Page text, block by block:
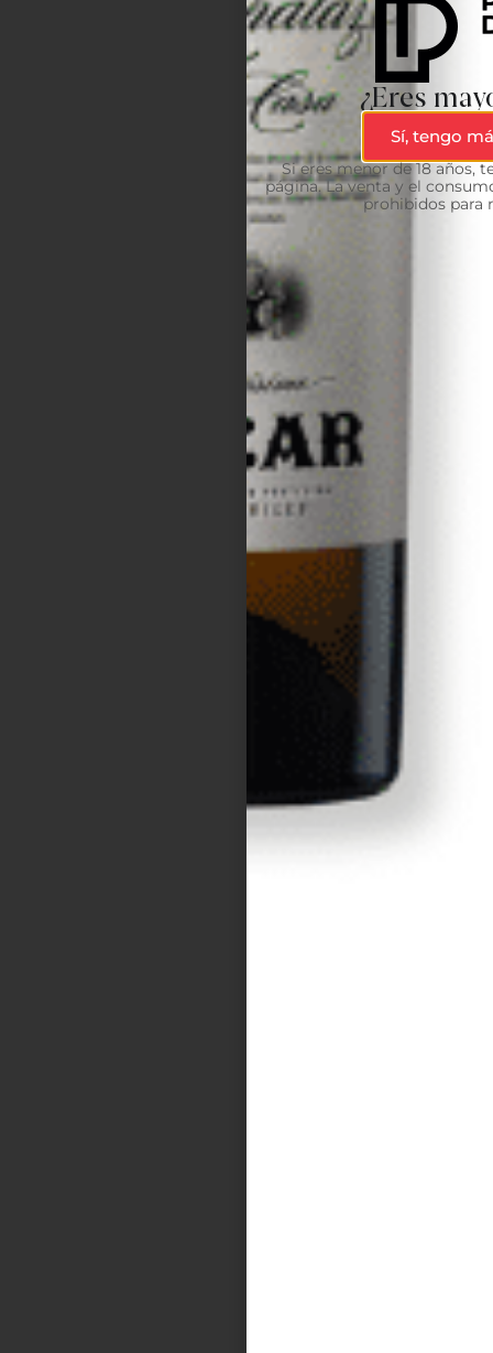
¿Eres
Sí, tengo
Si eres menor de 18 años,
página. La venta y el
prohibidos para